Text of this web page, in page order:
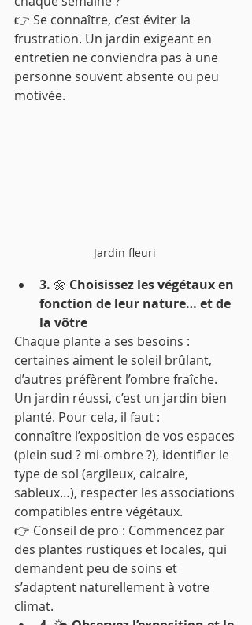
👉 Se connaître, c’est éviter la
frustration. Un jardin exigeant en
entretien ne conviendra pas à une
personne souvent absente ou peu
motivée.
Jardin fleuri
3. 🌼 Choisissez les végétaux en
fonction de leur nature… et de
la vôtre
Chaque plante a ses besoins :
certaines aiment le soleil brûlant,
d’autres préfèrent l’ombre fraîche.
Un jardin réussi, c’est un jardin bien
planté. Pour cela, il faut :
connaître l’exposition de vos espaces
(plein sud ? mi-ombre ?), identifier le
type de sol (argileux, calcaire,
sableux…), respecter les associations
compatibles entre végétaux.
👉 Conseil de pro : Commencez par
des plantes rustiques et locales, qui
demandent peu de soins et
s’adaptent naturellement à votre
climat.